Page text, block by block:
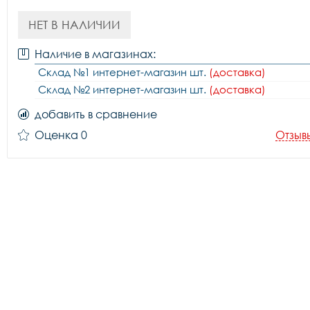
НЕТ В НАЛИЧИИ
Наличие в магазинах:
Склад №1 интернет-магазин шт. (доставка)
Склад №2 интернет-магазин шт. (доставка)
добавить в сравнение
Оценка 0